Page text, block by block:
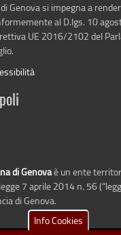
Genova si impegna a
al D.lgs. 10
UE 2016/2102 del
di Genovaè un ente
7 aprile 2014 n. 56
di Genova.
Info Cookies